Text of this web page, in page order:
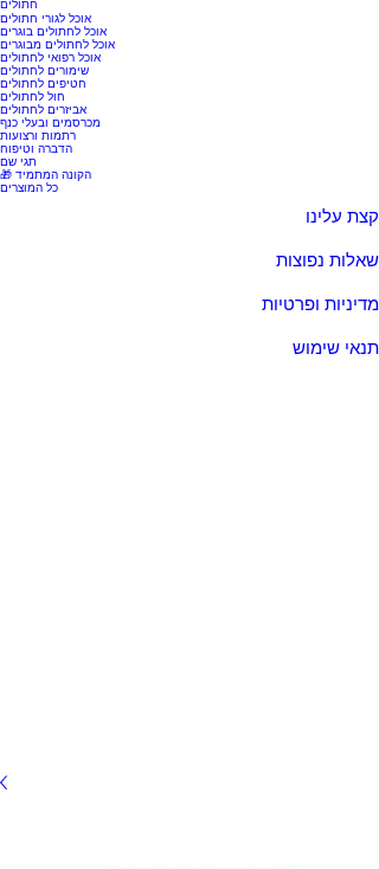
חתולים
אוכל לגורי חתולים
אוכל לחתולים בוגרים
אוכל לחתולים מבוגרים
אוכל רפואי לחתולים
שימורים לחתולים
חטיפים לחתולים
חול לחתולים
אביזרים לחתולים
מכרסמים ובעלי כנף
רתמות ורצועות
הדברה וטיפוח
תגי שם
🎁 הקונה המתמיד
כל המוצרים
קצת עלינו
שאלות נפוצות
מדיניות ופרטיות
תנאי שימוש